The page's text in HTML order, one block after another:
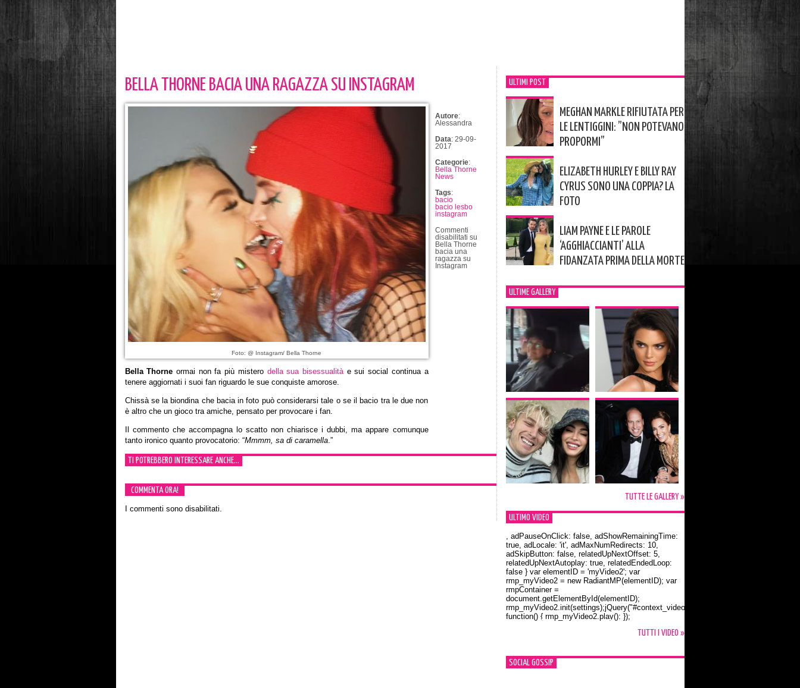
BELLA THORNE BACIA UNA RAGAZZA SU INSTAGRAM
Foto: @ Instagram/ Bella Thorne
Bella Thorne ormai non fa più mistero della sua bisessualitàe sui social continua a
tenere aggiornati i suoi fan riguardo le sue conquiste amorose.
Chissà se la biondina che bacia in foto può considerarsi tale o se il bacio tra le due non
è altro che un gioco tra amiche, pensato per provocare i fan.
Il commento che accompagna lo scatto non chiarisce i dubbi, ma appare comunque
tanto ironico quanto provocatorio: “Mmmm, sa di caramella.”
Autore:
Alessandra
Data: 29-09-
2017
Categorie:
Bella Thorne
News
Tags:
bacio
bacio lesbo
instagram
Commenti
disabilitati su
Bella Thorne
bacia una
ragazza su
Instagram
TI POTREBBERO INTERESSARE ANCHE...
COMMENTA ORA!
I commenti sono disabilitati.
ULTIMI POST
MEGHAN MARKLE RIFIUTATA PER
LE LENTIGGINI: ”NON POTEVANO
PROPORMI”
ELIZABETH HURLEY E BILLY RAY
CYRUS SONO UNA COPPIA? LA
FOTO
LIAM PAYNE E LE PAROLE
‘AGGHIACCIANTI’ ALLA
FIDANZATA PRIMA DELLA MORTE
ULTIME GALLERY
TUTTE LE GALLERY »
ULTIMO VIDEO
Orlando Bloom e la t-shirt dedicata a Flynn
, adPauseOnClick: false, adShowRemainingTime:
true, adLocale: 'it', adMaxNumRedirects: 10,
adSkipButton: false, relatedUpNextOffset: 5,
relatedUpNextAutoplay: true, relatedEndedLoop:
false } var elementID = 'myVideo2'; var
rmp_myVideo2 = new RadiantMP(elementID); var
rmpContainer =
document.getElementById(elementID);
rmp_myVideo2.init(settings);jQuery("#context_video2").one("mouseover",
function() { rmp_myVideo2.play(); });
TUTTI I VIDEO »
SOCIAL GOSSIP